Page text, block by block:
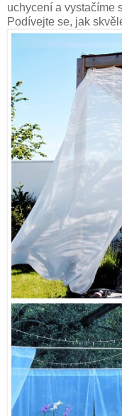
uchycení a vystačíme
Podívejte se, jak